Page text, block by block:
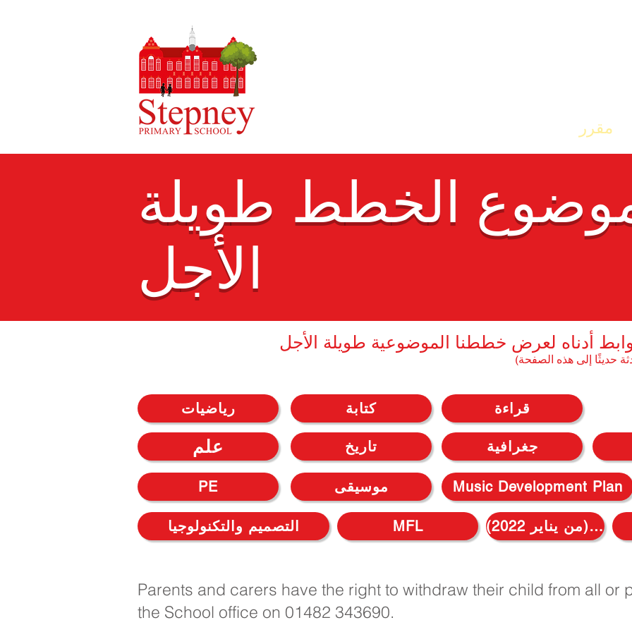
مقرر
الخطط طويلة
الأجل
أدناه لعرض خططنا الموضوعية طويلة الأجل
حديثًا إلى هذه الصفحة)
رياضيات كتابة قراءة
علم تاريخ جغرافية
PE موسيقى Music Development Plan
التصميم والتكنولوجيا MFL إعادة (من يناير 2022)
Parents and carers have the right to withdraw their child from all or
the School office on 01482 343690.